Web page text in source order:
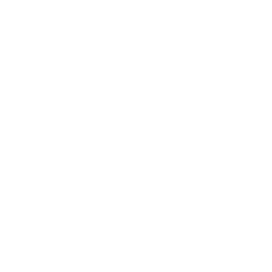
com Ar Condicionado
e Ti
Ti